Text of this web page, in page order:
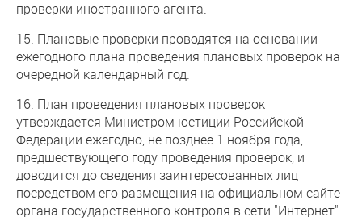
проверки иностранного агента.
15. Плановые проверки проводятся на основании
ежегодного плана проведения плановых проверок на
очередной календарный год.
16. План проведения плановых проверок
утверждается Министром юстиции Российской
Федерации ежегодно, не позднее 1 ноября года,
предшествующего году проведения проверок, и
доводится до сведения заинтересованных лиц
посредством его размещения на официальном сайте
органа государственного контроля в сети "Интернет".